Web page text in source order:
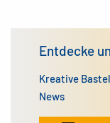
Entdecke
Kreative
News